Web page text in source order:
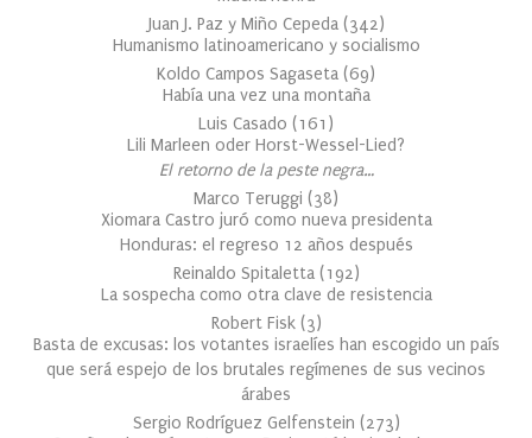
Juan J. Paz y Miño Cepeda (342)
Humanismo latinoamericano y socialismo
Koldo Campos Sagaseta (69)
Había una vez una montaña
Luis Casado (161 )
Lili Marleen oder Horst-Wessel-Lied?
El retorno de la peste negra…
Marco Teruggi (38)
Xiomara Castro juró como nueva presidenta
Honduras: el regreso 12 años después
Reinaldo Spitaletta (192)
La sospecha como otra clave de resistencia
Robert Fisk (3)
Basta de excusas: los votantes israelíes han escogido un país
que será espejo de los brutales regímenes de sus vecinos
árabes
Sergio Rodríguez Gelfenstein (273)